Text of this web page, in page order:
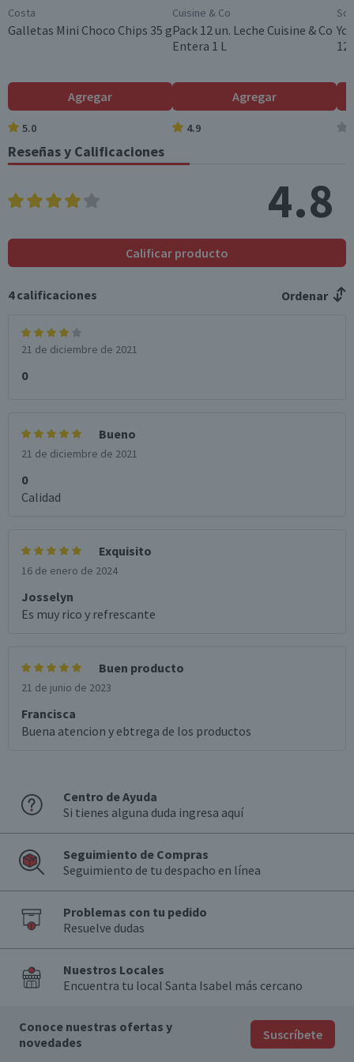
País de Origen
Chile
Variedad
Tradicional
Familiar
Válida hasta su fecha de caducidad
Costa
Galletas Mini Choco Chips 35 g
Agregar
5.0
Cuisine & Co
Pack 12 un. Leche Cuisine & Co
Entera 1 L
Agregar
4.9
Reseñas y Calificaciones
4.8
Calificar producto
4 calificaciones Ordenar
21 de diciembre de 2021
0
Bueno
21 de diciembre de 2021
0
Calidad
Exquisito
16 de enero de 2024
Josselyn
Es muy rico y refrescante
Buen producto
21 de junio de 2023
Francisca
Buena atencion y ebtrega de los productos
Centro de Ayuda
Si tienes alguna duda ingresa aquí
Seguimiento de Compras
Seguimiento de tu despacho en línea
Problemas con tu pedido
Resuelve dudas
Nuestros Locales
Encuentra tu local Santa Isabel más cercano
Conoce nuestras ofertas y
novedades
Suscríbete